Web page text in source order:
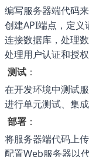
编写服务器端代码
创建API端点，定义
连接数据库，处理
处理用户认证和授
测试 ：
在开发环境中测试
进行单元测试、集
部署 ：
将服务器端代码上传
配置Web服务器以